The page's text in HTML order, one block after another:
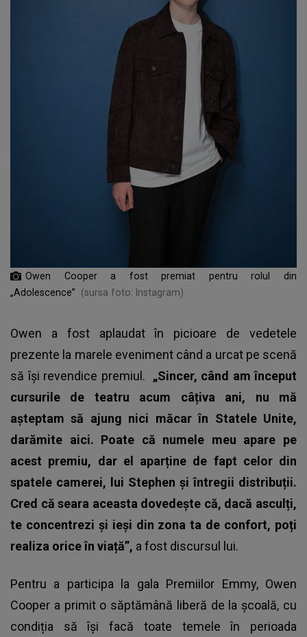
Owen Cooper a fost premiat pentru rolul din
„Adolescence”
(sursa foto: Instagram)
Owen a fost aplaudat în picioare de vedetele
prezente la marele eveniment când a urcat pe scenă
să își revendice premiul. „Sincer, când am început
cursurile de teatru acum câțiva ani, nu mă
așteptam să ajung nici măcar în Statele Unite,
darămite aici. Poate că numele meu apare pe
acest premiu, dar el aparține de fapt celor din
spatele camerei, lui Stephen și întregii distribuții.
Cred că seara aceasta dovedește că, dacă asculți,
te concentrezi și ieși din zona ta de confort, poți
realiza orice în viață”, a fost discursul lui.
Pentru a participa la gala Premiilor Emmy, Owen
Cooper a primit o săptămână liberă de la școală, cu
condiția să își facă toate temele în perioada